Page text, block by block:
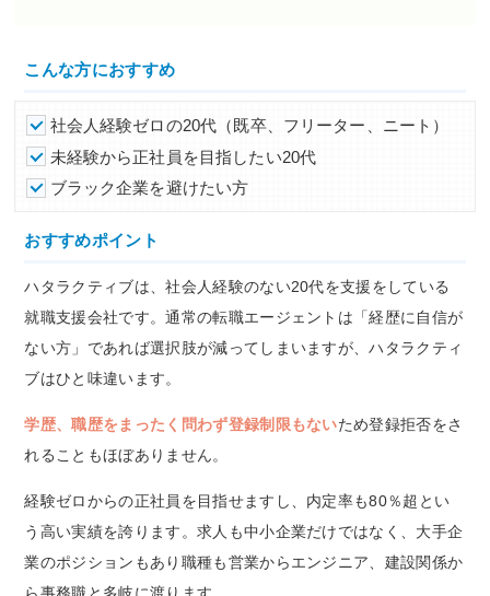
こんな方におすすめ
社会人経験ゼロの20代（既卒、フリーター、ニート）
未経験から正社員を目指したい20代
ブラック企業を避けたい方
おすすめポイント
ハタラクティブは、社会人経験のない20代を支援をしている
就職支援会社です。通常の転職エージェントは「経歴に自信が
ない方」であれば選択肢が減ってしまいますが、ハタラクティ
ブはひと味違います。
学歴、職歴をまったく問わず登録制限もないため登録拒否をさ
れることもほぼありません。
経験ゼロからの正社員を目指せますし、内定率も80％超とい
う高い実績を誇ります。求人も中小企業だけではなく、大手企
業のポジションもあり職種も営業からエンジニア、建設関係か